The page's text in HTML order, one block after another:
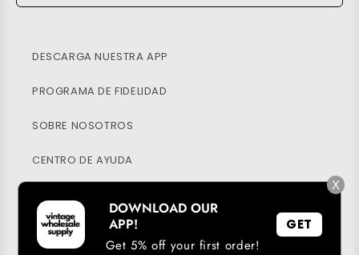
DESCARGA NUESTRA APP
PROGRAMA DE FIDELIDAD
SOBRE NOSOTROS
CENTRO DE AYUDA
SOSTENIBILIDAD
X
DOWNLOAD OUR
APP!
Get 5% off your first order!
GET